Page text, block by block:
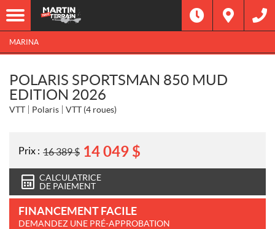
MARINA
POLARIS SPORTSMAN 850 MUD
EDITION 2026
VTT Polaris VTT (4 roues)
Prix : 16 389$ 14 049 $
CALCULATRICE
DE PAIEMENT
FINANCEMENT FACILE
DEMANDEZ UNE PRÉ-APPROBATION